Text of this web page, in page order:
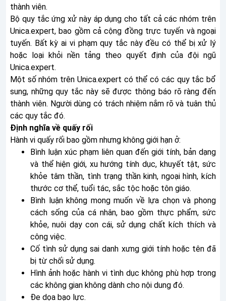
thành viên.
Bộ quy tắc ứng xử này áp dụng cho tất cả các nhóm trên
Unica.expert, bao gồm cả cộng đồng trực tuyến và ngoại
tuyến. Bất kỳ ai vi phạm quy tắc này đều có thể bị xử lý
hoặc loại khỏi nền tảng theo quyết định của đội ngũ
Unica.expert.
Một số nhóm trên Unica.expert có thể có các quy tắc bổ
sung, những quy tắc này sẽ được thông báo rõ ràng đến
thành viên. Người dùng có trách nhiệm nắm rõ và tuân thủ
các quy tắc đó.
Định nghĩa về quấy rối
Hành vi quấy rối bao gồm nhưng không giới hạn ở:
Bình luận xúc phạm liên quan đến giới tính, bản dạng
và thể hiện giới, xu hướng tính dục, khuyết tật, sức
khỏe tâm thần, tình trạng thần kinh, ngoại hình, kích
thước cơ thể, tuổi tác, sắc tộc hoặc tôn giáo.
Bình luận không mong muốn về lựa chọn và phong
cách sống của cá nhân, bao gồm thực phẩm, sức
khỏe, nuôi dạy con cái, sử dụng chất kích thích và
công việc.
Cố tình sử dụng sai danh xưng giới tính hoặc tên đã
bị từ chối sử dụng.
Hình ảnh hoặc hành vi tình dục không phù hợp trong
các không gian không dành cho nội dung đó.
Đe dọa bạo lực.